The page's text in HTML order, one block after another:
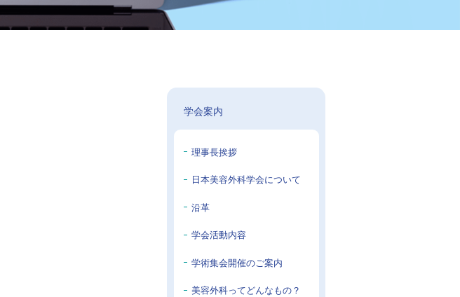
学会案内
理事長挨拶
日本美容外科学会について
沿革
学会活動内容
学術集会開催のご案内
美容外科ってどんなもの？